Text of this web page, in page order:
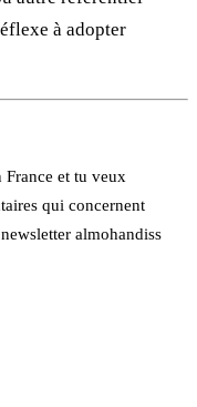
à adopter
France et tu veux
qui concernent
almohandiss